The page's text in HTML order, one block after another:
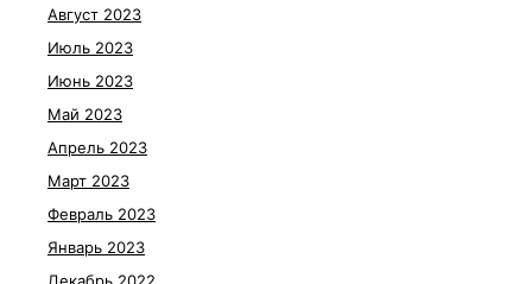
Август 2023
Июль 2023
Июнь 2023
Май 2023
Апрель 2023
Март 2023
Февраль 2023
Январь 2023